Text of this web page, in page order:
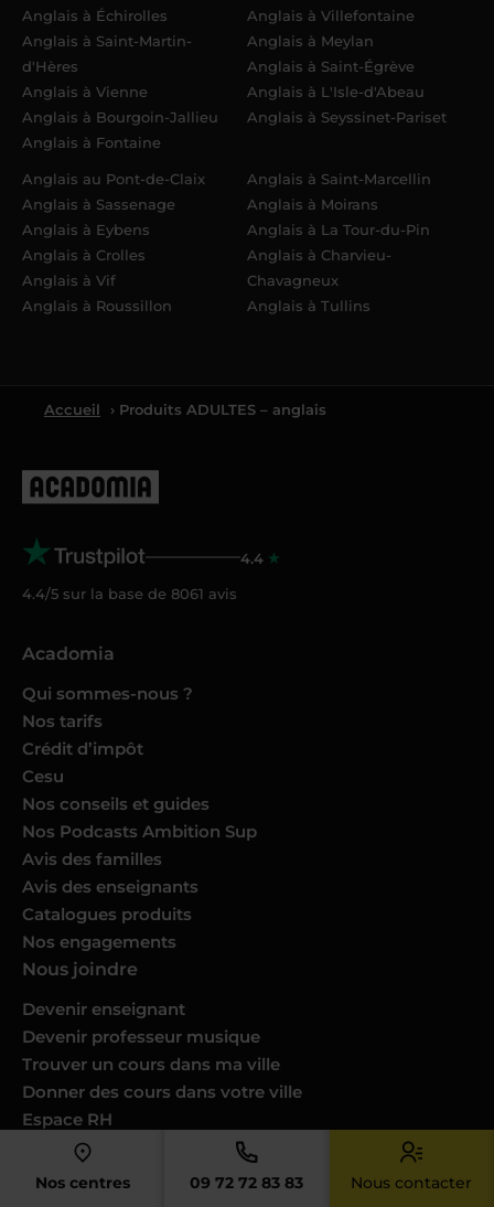
Nos centres 09 72 72 83 83 Nous contacter
Anglais à Échirolles
Anglais à Saint-Martin-
d'Hères
Anglais à Vienne
Anglais à Bourgoin-Jallieu
Anglais à Fontaine
Anglais à Villefontaine
Anglais à Meylan
Anglais à Saint-Égrève
Anglais à L'Isle-d'Abeau
Anglais à Seyssinet-Pariset
Anglais au Pont-de-Claix
Anglais à Sassenage
Anglais à Eybens
Anglais à Crolles
Anglais à Vif
Anglais à Roussillon
Anglais à Saint-Marcellin
Anglais à Moirans
Anglais à La Tour-du-Pin
Anglais à Charvieu-
Chavagneux
Anglais à Tullins
Accueil › Produits ADULTES – anglais
4.4
4.4/5 sur la base de 8061 avis
Acadomia
Qui sommes-nous ?
Nos tarifs
Crédit d’impôt
Cesu
Nos conseils et guides
Nos Podcasts Ambition Sup
Avis des familles
Avis des enseignants
Catalogues produits
Nos engagements
Nous joindre
Devenir enseignant
Devenir professeur musique
Trouver un cours dans ma ville
Donner des cours dans votre ville
Espace RH
Nous contacter
Notre service client